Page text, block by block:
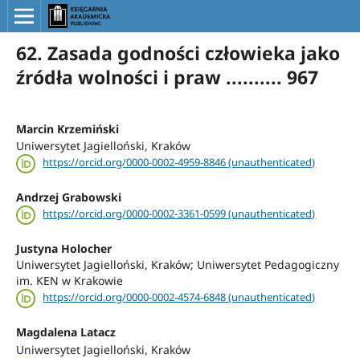
62. Zasada godności człowieka jako
źródła wolności i praw .......... 967
Marcin Krzemiński
Uniwersytet Jagielloński, Kraków
https://orcid.org/0000-0002-4959-8846 (unauthenticated)
Andrzej Grabowski
https://orcid.org/0000-0002-3361-0599 (unauthenticated)
Justyna Holocher
Uniwersytet Jagielloński, Kraków; Uniwersytet Pedagogiczny
im. KEN w Krakowie
https://orcid.org/0000-0002-4574-6848 (unauthenticated)
Magdalena Latacz
Uniwersytet Jagielloński, Kraków